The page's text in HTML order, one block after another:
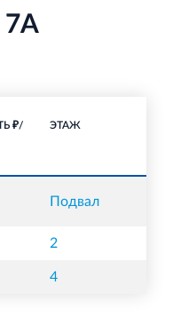
7А
₽/
ЭТАЖ
Подвал
2
4